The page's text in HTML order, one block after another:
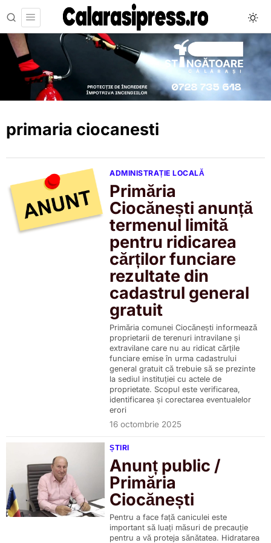
primaria ciocanesti
ADMINISTRAȚIE LOCALĂ
Primăria
Ciocănești anunță
termenul limită
pentru ridicarea
cărților funciare
rezultate din
cadastrul general
gratuit
Primăria comunei Ciocănești informează
proprietarii de terenuri intravilane și
extravilane care nu au ridicat cărțile
funciare emise în urma cadastrului
general gratuit că trebuie să se prezinte
la sediul instituției cu actele de
proprietate. Scopul este verificarea,
identificarea și corectarea eventualelor
erori
16 octombrie 2025
ȘTIRI
Anunț public /
Primăria
Ciocănești
Pentru a face față caniculei este
important să luați măsuri de precauție
pentru a vă proteja sănătatea. Hidratarea